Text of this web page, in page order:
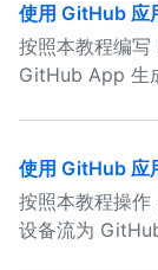
使用 GitHub 应
按照本教程编
GitHub App 生
使用 GitHub 应
按照本教程操
设备流为